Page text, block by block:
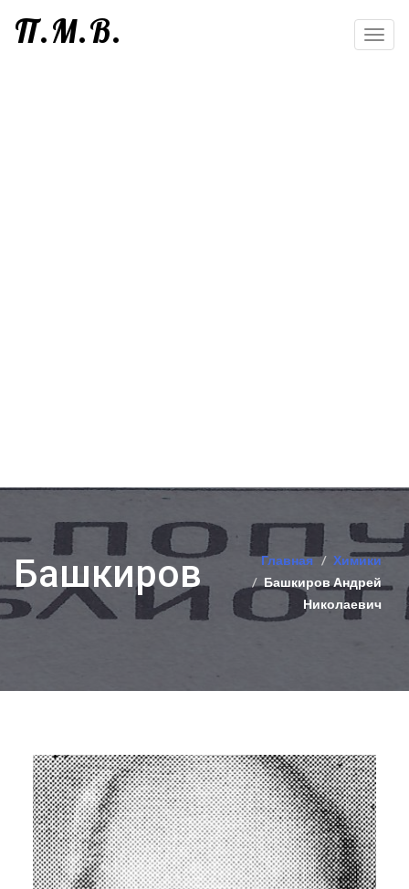
П.М.В.
Башкиров Главная
Химики
Башкиров Андрей
Николаевич